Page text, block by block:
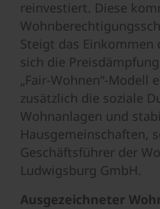
reinvestiert. Diese
Steigt das Einkommen
sich die
„Fair-Wohnen“-Modell
zusätzlich die soziale
Wohnanlagen und
Hausgemeinschaften,
Geschäftsführer der
Ludwigsburg GmbH.
Ausgezeichneter